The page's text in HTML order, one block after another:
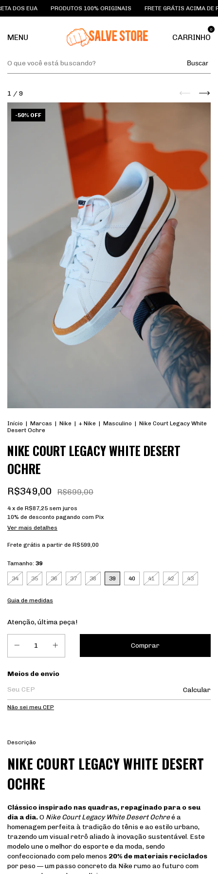
DOS EUA PRODUTOS 100% ORIGINAIS FRETE GRÁTIS ACIMA DE
MENU CARRINHO
0
Buscar
1 / 9
-50% OFF
Início | Marcas | Nike | + Nike | Masculino | Nike Court Legacy White
Desert Ochre
NIKE COURT LEGACY WHITE DESERT
OCHRE
R$349,00 R$699,00
4 x de R$87,25 sem juros
10% de desconto pagando com Pix
Ver mais detalhes
Frete grátis a partir de R$599,00
Tamanho: 39
34 35 36 37 38 39 40 41 42 43
Guia de medidas
Atenção, última peça!
Entregas para o CEP:
Meios de envio
Calcular
Não sei meu CEP
Descrição
NIKE COURT LEGACY WHITE DESERT
OCHRE
Clássico inspirado nas quadras, repaginado para o seu
dia a dia.O Nike Court Legacy White Desert Ochreé a
homenagem perfeita à tradição do tênis e ao estilo urbano,
trazendo um visual retrô aliado à inovação sustentável. Este
modelo une o melhor do esporte e da moda, sendo
confeccionado com pelo menos 20% de materiais reciclados
por peso — um passo concreto da Nike rumo ao futuro com